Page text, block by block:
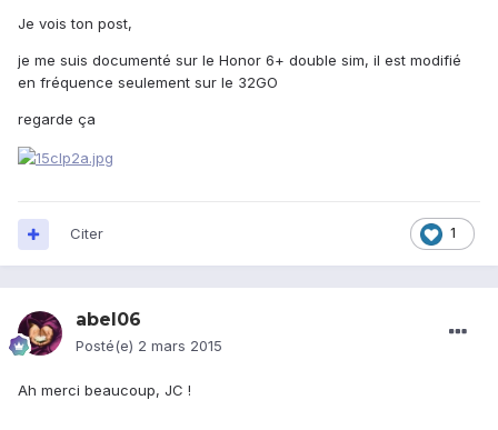
Je vois ton post,
je me suis documenté sur le Honor 6+ double sim, il est modifié
en fréquence seulement sur le 32GO
regarde ça
1
Citer
abel06
Posté(e) 2 mars 2015
Ah merci beaucoup, JC !